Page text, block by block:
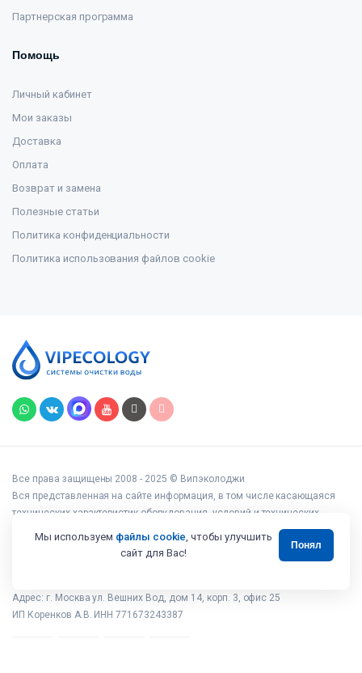
Партнерская программа
Помощь
Личный кабинет
Мои заказы
Доставка
Оплата
Возврат и замена
Полезные статьи
Политика конфиденциальности
Политика использования файлов cookie
Все права защищены 2008 - 2025 © Випэколоджи
Вся представленная на сайте информация, в том числе касающаяся
технических характеристик оборудования, условий и технических
возможностей подключения, наличия на складе, стоимости товаров и
услуг, носит информационный характер и ни при каких условиях не
является публичной офертой, определяемой положениями статьи 437
Адрес: г. Москва ул. Вешних Вод, дом 14, корп. 3, офис 25
ИП Коренков А.В. ИНН 771673243387
Мы используем файлы cookie, чтобы улучшить
сайт для Вас!
Понял